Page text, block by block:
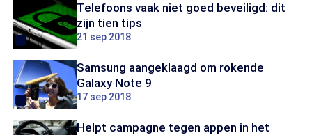
Telefoons vaak niet goed beveiligd: dit
zijn tien tips
21 sep 2018
Samsung aangeklaagd om rokende
Galaxy Note 9
17 sep 2018
Helpt campagne tegen appen in het